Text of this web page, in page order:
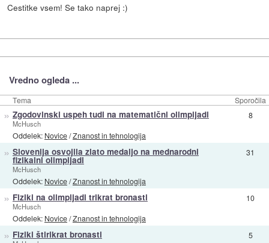
Cestitke vsem! Se tako naprej :)
Vredno ogleda ...
Tema Sporočila
» Zgodovinski uspeh tudi na matematični olimpijadi
McHusch
Oddelek: Novice/Znanost in tehnologija
8
» Slovenija osvojila zlato medaljo na mednarodni
fizikalni olimpijadi
McHusch
Oddelek: Novice/Znanost in tehnologija
31
» Fiziki na olimpijadi trikrat bronasti
McHusch
Oddelek: Novice/Znanost in tehnologija
10
» Fiziki štirikrat bronasti 5